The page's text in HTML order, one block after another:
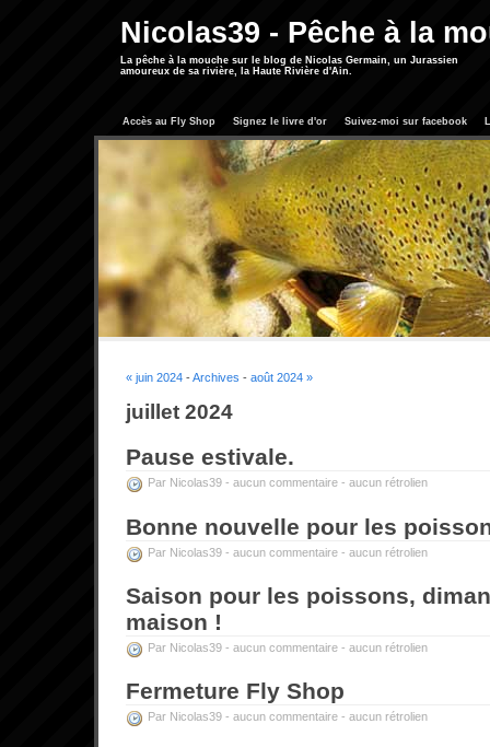
Nicolas39 - Pêche à la
La pêche à la mouche sur le blog de Nicolas Germain, un Jurassien
amoureux de sa rivière, la Haute Rivière d'Ain.
Accès au Fly Shop Signez le livre d'or Suivez-moi sur facebook
« juin 2024 -Archives - août 2024 »
juillet 2024
Pause estivale.
Par Nicolas39 - aucun commentaire - aucun rétrolien
Bonne nouvelle pour les
Par Nicolas39 - aucun commentaire - aucun rétrolien
Saison pour les poissons,
maison !
Par Nicolas39 - aucun commentaire - aucun rétrolien
Fermeture Fly Shop
Par Nicolas39 - aucun commentaire - aucun rétrolien